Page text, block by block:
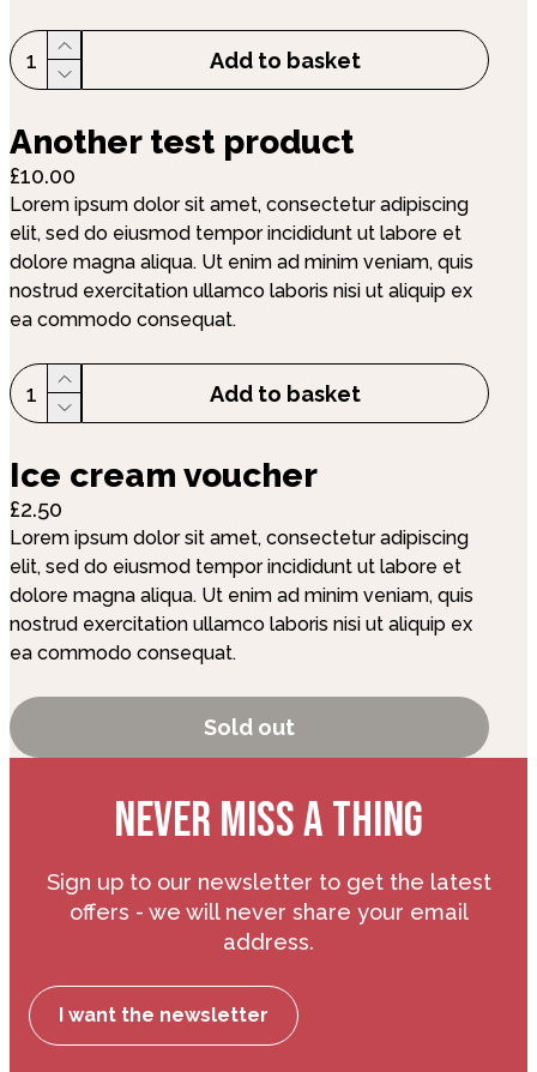
1 Add to basket
Another test product
£10.00
Lorem ipsum dolor sit amet, consectetur adipiscing
elit, sed do eiusmod tempor incididunt ut labore et
dolore magna aliqua. Ut enim ad minim veniam, quis
nostrud exercitation ullamco laboris nisi ut aliquip ex
ea commodo consequat.
1 Add to basket
Ice cream voucher
£2.50
Lorem ipsum dolor sit amet, consectetur adipiscing
elit, sed do eiusmod tempor incididunt ut labore et
dolore magna aliqua. Ut enim ad minim veniam, quis
nostrud exercitation ullamco laboris nisi ut aliquip ex
ea commodo consequat.
Sold out
NEVER MISS A THING
Sign up to our newsletter to get the latest
offers - we will never share your email
address.
I want the newsletter